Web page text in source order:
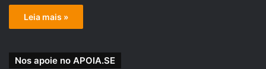
Leia mais »
Nos apoie no APOIA.SE